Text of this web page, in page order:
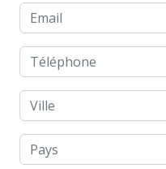
Email
Téléphone
Ville
Pays